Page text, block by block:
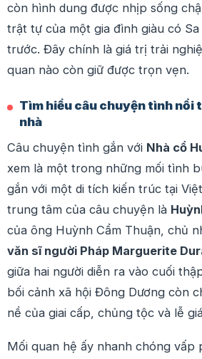
còn hình dung được nhịp sống
trật tự của một gia đình giàu có
trước. Đây chính là giá trị trải
quan nào còn giữ được trọn vẹn.
Tìm hiểu câu chuyện tình nổi
nhà
Câu chuyện tình gắn với Nhà cổ
xem là một trong những mối tình
gắn với một di tích kiến trúc tại
trung tâm của câu chuyện là
của ông Huỳnh Cẩm Thuận, chủ
văn sĩ người Pháp Marguerite
giữa hai người diễn ra vào cuối
bối cảnh xã hội Đông Dương còn
nề của giai cấp, chủng tộc và lễ
Mối quan hệ ấy nhanh chóng vấp